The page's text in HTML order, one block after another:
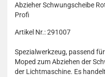
Abzieher Schwungscheibe
Profi
Artikel Nr.: 291007
Spezialwerkzeug, passend
Moped zum Abziehen der
der Lichtmaschine. Es